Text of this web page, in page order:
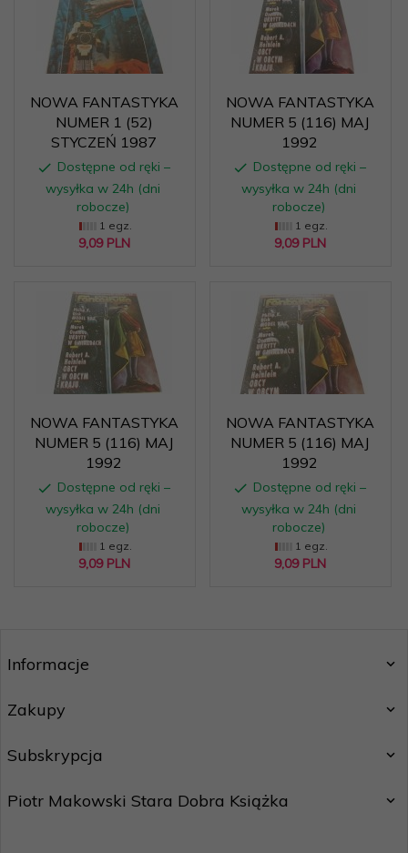
NOWA FANTASTYKA
NUMER 1 (52)
STYCZEŃ 1987
Dostępne od ręki –
wysyłka w 24h (dni
robocze)
1 egz.
9,09 PLN
NOWA FANTASTYKA
NUMER 5 (116) MAJ
1992
Dostępne od ręki –
wysyłka w 24h (dni
robocze)
1 egz.
9,09 PLN
NOWA FANTASTYKA
NUMER 5 (116) MAJ
1992
Dostępne od ręki –
wysyłka w 24h (dni
robocze)
1 egz.
9,09 PLN
NOWA FANTASTYKA
NUMER 5 (116) MAJ
1992
Dostępne od ręki –
wysyłka w 24h (dni
robocze)
1 egz.
9,09 PLN
Informacje
Zakupy
Subskrypcja
Piotr Makowski Stara Dobra Książka